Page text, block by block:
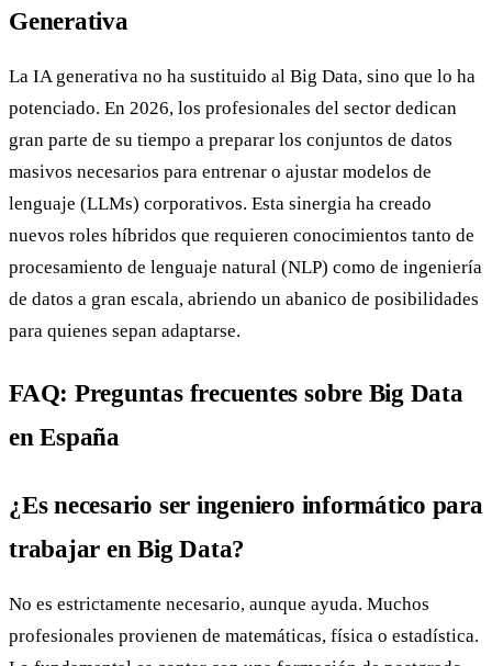
Generativa
La IA generativa no ha sustituido al Big Data, sino que lo ha
potenciado. En 2026, los profesionales del sector dedican
gran parte de su tiempo a preparar los conjuntos de datos
masivos necesarios para entrenar o ajustar modelos de
lenguaje (LLMs) corporativos. Esta sinergia ha creado
nuevos roles híbridos que requieren conocimientos tanto de
procesamiento de lenguaje natural (NLP) como de ingeniería
de datos a gran escala, abriendo un abanico de posibilidades
para quienes sepan adaptarse.
FAQ: Preguntas frecuentes sobre Big Data
en España
¿Es necesario ser ingeniero informático para
trabajar en Big Data?
No es estrictamente necesario, aunque ayuda. Muchos
profesionales provienen de matemáticas, física o estadística.